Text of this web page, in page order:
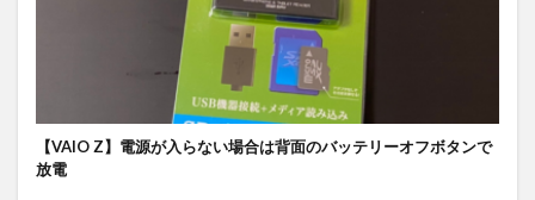
【VAIO Z】電源が入らない場合は背面のバッテリーオフボタンで
放電